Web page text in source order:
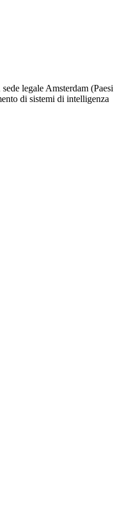
legale Amsterdam (Paesi
di sistemi di intelligenza